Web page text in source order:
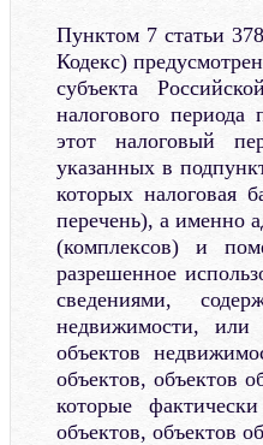
Пунктом 7 статьи
Кодекс)
субъекта
налогового
этот налоговый
указанных в
которых налоговая
перечень), а именно
(комплексов) и
разрешенное
сведениями,
недвижимости, или
объектов
объектов, объектов
которые
объектов, объектов